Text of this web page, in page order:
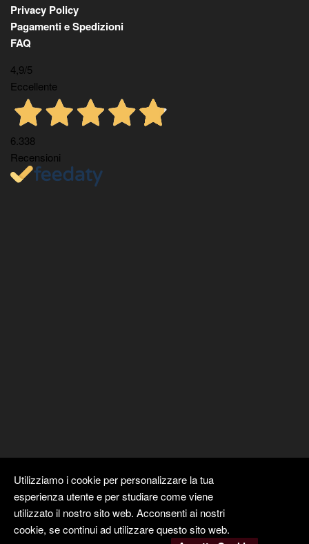
Privacy Policy
Pagamenti e Spedizioni
FAQ
4,9/5
Eccellente
6.338
Recensioni
Utilizziamo i cookie per personalizzare la tua
esperienza utente e per studiare come viene
utilizzato il nostro sito web. Acconsenti ai nostri
cookie, se continui ad utilizzare questo sito web.